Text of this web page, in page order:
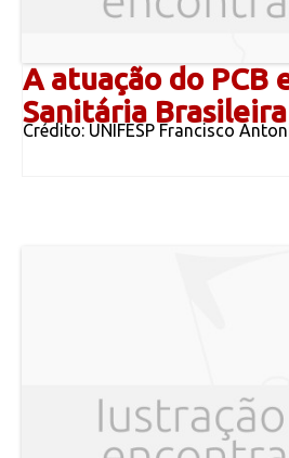
A atuação do PCB
Sanitária Brasileira
Crédito: UNIFESP Francisco